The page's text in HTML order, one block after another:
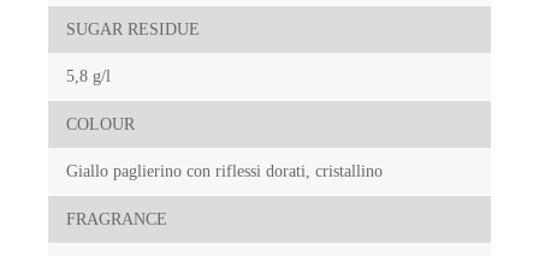
SUGAR RESIDUE
5,8 g/l
COLOUR
Giallo paglierino con riflessi dorati, cristallino
FRAGRANCE